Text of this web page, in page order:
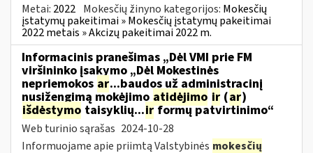
Metai: 2022 Mokesčių žinyno kategorijos: Mokesčių
įstatymų pakeitimai » Mokesčių įstatymų pakeitimai
2022 metais » Akcizų pakeitimai 2022 m.
Informacinis pranešimas „Dėl VMI prie FM
viršininko įsakymo „Dėl Mokestinės
nepriemokos ar...baudos už administracinį
nusižengimą mokėjimo atidėjimo ir (ar)
išdėstymo taisyklių...irformų patvirtinimo“
Web turinio sąrašas 2024-10-28
Informuojame apie priimtą Valstybinės mokesčių